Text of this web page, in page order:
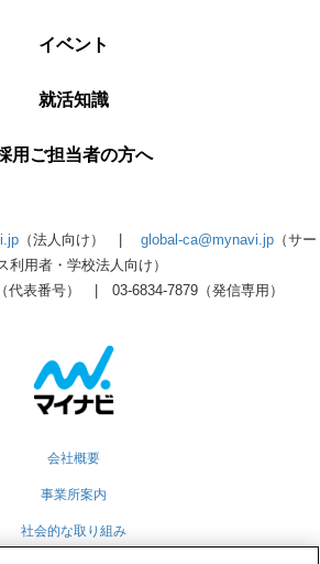
イベント
就活知識
用ご担当者の方へ
（法人向け） | global-ca@mynavi.jp （サー
利用者・学校法人向け）
代表番号） | 03-6834-7879（発信専用）
会社概要
事業所案内
社会的な取り組み